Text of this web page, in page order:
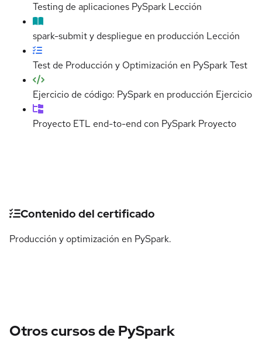
Testing de aplicaciones PySpark Lección
spark-submit y despliegue en producción Lección
Test de Producción y Optimización en PySparkTest
Ejercicio de código: PySpark en producción Ejercicio
Proyecto ETL end-to-end con PySpark Proyecto
Detalles del curso
Contenido del certificado
Producción y optimización en PySpark.
Otros cursos de PySpark